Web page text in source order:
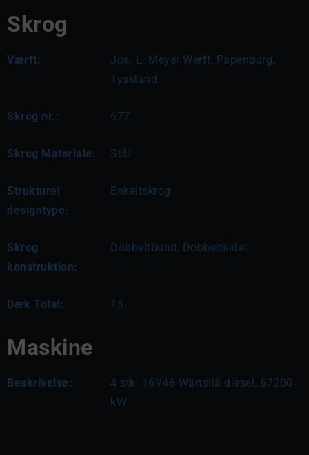
Skrog
Værft:
Jos. L. Meyer Werft, Papenburg,
Tyskland
Skrog nr.: 677
Skrog Materiale: Stål
Strukturel
designtype:
Enkeltskrog
Skrog
konstruktion:
Dobbeltbund, Dobbeltsidet
Dæk Total: 15
Maskine
Beskrivelse:
4 stk. 16V46 Wärtsilä diesel, 67200
kW